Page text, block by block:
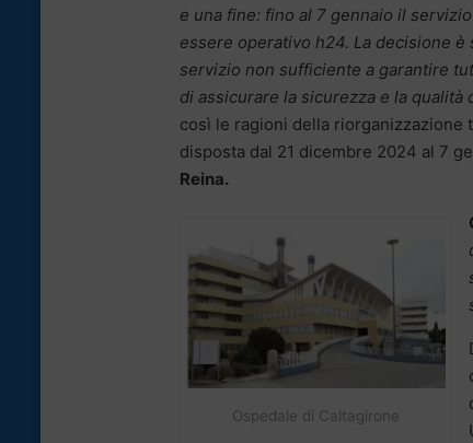
e una fine: fino al 7 gennaio il
essere operativo h24. La decisione
servizio non sufficiente a garantire
di assicurare la sicurezza e la
così le ragioni della riorganizzazione
disposta dal 21 dicembre 2024 al 7
Reina.
Ospedale di Caltagirone